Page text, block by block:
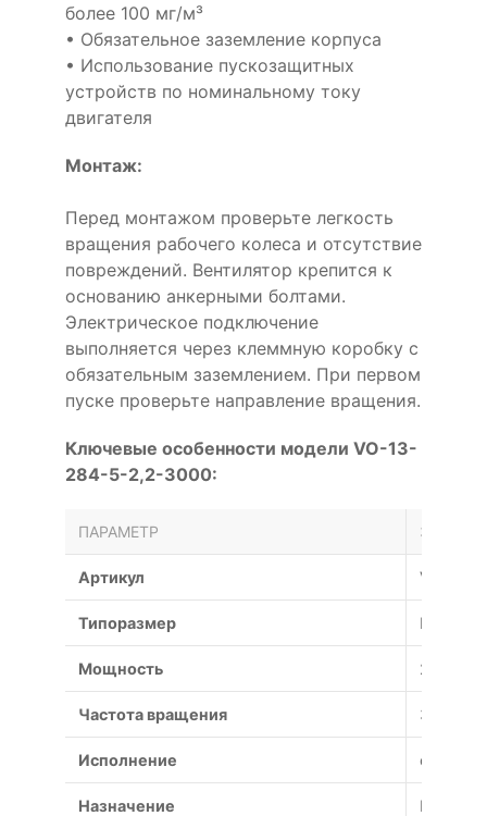
более 100 мг/м³
• Обязательное заземление корпуса
• Использование пускозащитных
устройств по номинальному току
двигателя
Монтаж:
Перед монтажом проверьте легкость
вращения рабочего колеса и отсутствие
повреждений. Вентилятор крепится к
основанию анкерными болтами.
Электрическое подключение
выполняется через клеммную коробку с
обязательным заземлением. При первом
пуске проверьте направление вращения.
Ключевые особенности модели VO-13-
284-5-2,2-3000:
ПАРАМЕТР
Артикул VO-13-
Типоразмер №
Мощность 2.2 кВт
Частота вращения 3000
Исполнение
Назначение